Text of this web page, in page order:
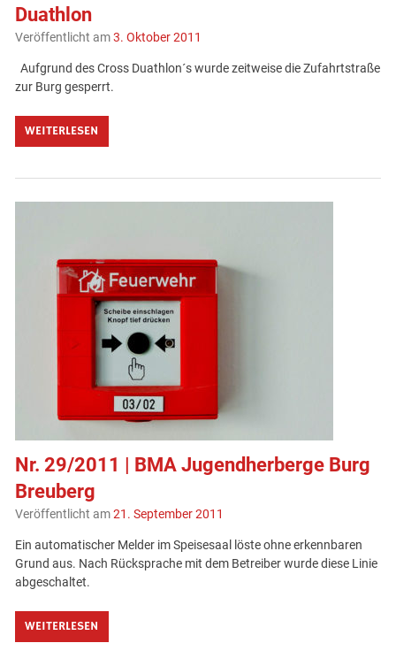
Duathlon
Veröffentlicht am3. Oktober 2011
Aufgrund des Cross Duathlon´s wurde zeitweise die Zufahrtstraße
zur Burg gesperrt.
WEITERLESEN
Nr. 29/2011 | BMA Jugendherberge Burg
Breuberg
Veröffentlicht am21. September 2011
Ein automatischer Melder im Speisesaal löste ohne erkennbaren
Grund aus. Nach Rücksprache mit dem Betreiber wurde diese Linie
abgeschaltet.
WEITERLESEN